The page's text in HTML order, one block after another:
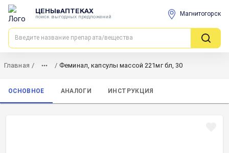
ЦЕНЫвАПТЕКАХ
поиск выгодных предложений Магнитогорск
Главная / / Феминал, капсулы массой 221мг бл, 30
ОСНОВНОЕ АНАЛОГИ ИНСТРУКЦИЯ